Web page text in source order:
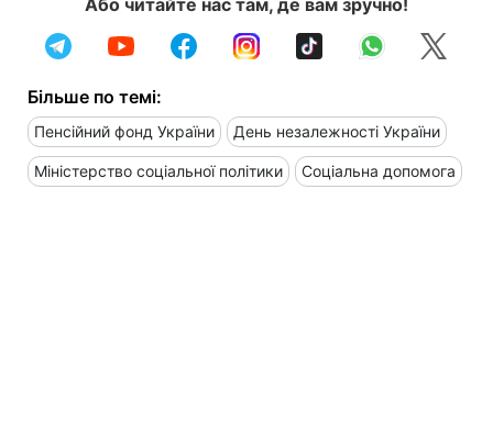
Більше по темі:
Пенсійний фонд України День незалежності України
Міністерство соціальної політики Соціальна допомога